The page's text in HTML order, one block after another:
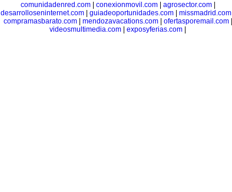
comunidadenred.com| conexionmovil.com| agrosector.com|
desarrolloseninternet.com
guiadeoportunidades.com missmadrid.com
compramasbarato.com| mendozavacations.com| ofertasporemail.com|
videosmultimedia.com
exposyferias.com